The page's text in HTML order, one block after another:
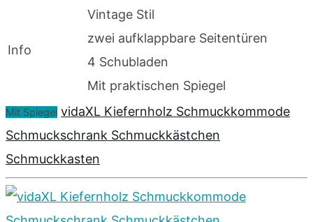
Info
Vintage Stil
zwei aufklappbare Seitentüren
4 Schubladen
Mit praktischen Spiegel
Mit Spiegel vidaXL Kiefernholz Schmuckkommode
Schmuckschrank Schmuckkästchen
Schmuckkasten